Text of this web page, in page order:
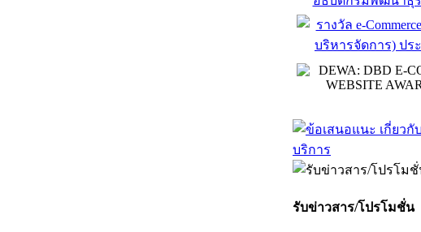
รับข่าวสาร/โปรโมชั่น